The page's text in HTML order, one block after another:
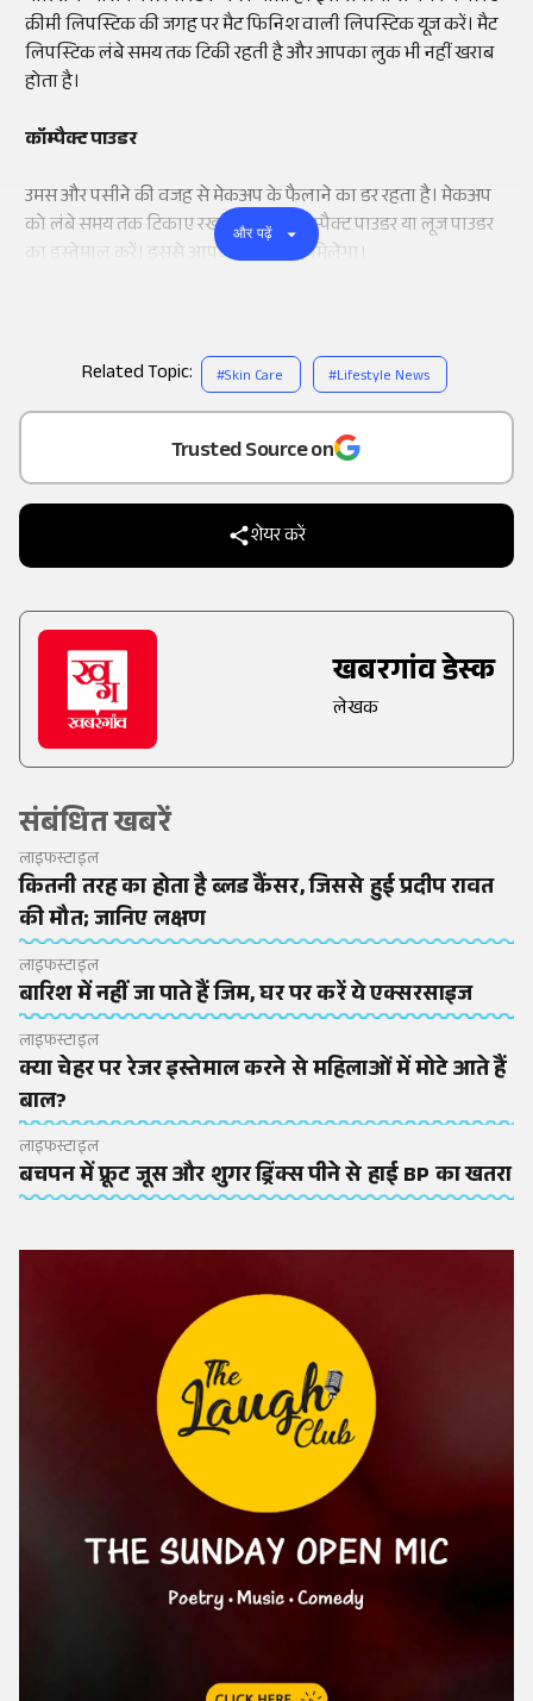
Add
as a
Trusted Source on
शेयर करें
खबरगांव डेस्क
लेखक
संबंधित खबरें
लाइफस्टाइल
कितनी तरह का होता है ब्लड कैंसर, जिससे हुई प्रदीप रावत
की मौत; जानिए लक्षण
लाइफस्टाइल
बारिश में नहीं जा पाते हैं जिम, घर पर करें ये एक्सरसाइज
लाइफस्टाइल
क्या चेहर पर रेजर इस्तेमाल करने से महिलाओं में मोटे आते हैं
बाल?
लाइफस्टाइल
बचपन में फ्रूट जूस और शुगर ड्रिंक्स पीने से हाई BP का खतरा
क्रीमी लिपस्टिक की जगह पर मैट फिनिश वाली लिपस्टिक यूज करें। मैट
लिपस्टिक लंबे समय तक टिकी रहती है और आपका लुक भी नहीं खराब
होता है।
कॉम्पैक्ट पाउडर
उमस और पसीने की वजह से मेकअप के फैलाने का डर रहता है। मेकअप
को लंबे समय तक टिकाए रखने के लिए कॉम्पैक्ट पाउडर या लूज पाउडर
का इस्तेमाल करें। इससे आपको फ्रेश लुक मिलेगा।
और पढ़ें
Related Topic: #Skin Care #Lifestyle News